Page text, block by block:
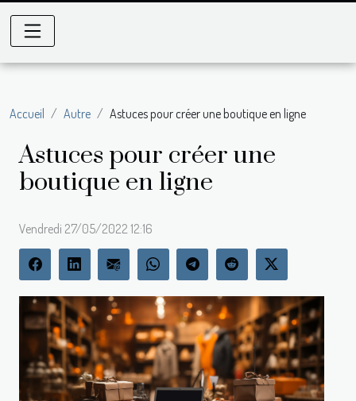
Accueil Autre Astuces pour créer une boutique en ligne
Astuces pour créer une
boutique en ligne
Vendredi 27/05/2022 12:16